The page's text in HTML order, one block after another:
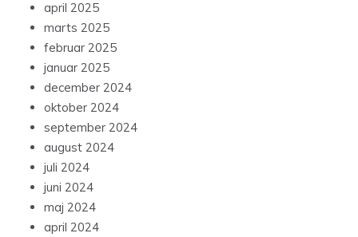
april 2025
marts 2025
februar 2025
januar 2025
december 2024
oktober 2024
september 2024
august 2024
juli 2024
juni 2024
maj 2024
april 2024